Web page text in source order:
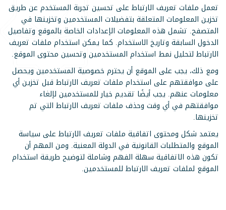
تعمل ملفات تعريف الارتباط على تحسين تجربة المستخدم عن طريق
تخزين المعلومات المتعلقة بتفضيلات المستخدمين وتخزينها في
المتصفح. تشمل هذه المعلومات الإعدادات الخاصة بالموقع وتفاصيل
الدخول السابقة وتاريخ الاستخدام. كما يمكن استخدام ملفات تعريف
الارتباط لتحليل نمط استخدام المستخدمين وتحسين محتوى الموقع.
ومع ذلك، يجب على الموقع أن يحترم خصوصية المستخدمين ويحصل
على موافقتهم على استخدام ملفات تعريف الارتباط قبل تخزين أي
معلومات عنهم. يجب أيضًا تقديم خيار للمستخدمين لإلغاء
موافقتهم في أي وقت وحذف ملفات تعريف الارتباط التي تم
تخزينها.
يعتمد شكل ومحتوى اتفاقية ملفات تعريف الارتباط على سياسة
الموقع والمتطلبات القانونية في الدولة المعنية. ومن المهم أن
تكون هذه الاتفاقية سهلة الفهم وشاملة لتوضيح طريقة استخدام
الموقع لملفات تعريف الارتباط للمستخدمين.